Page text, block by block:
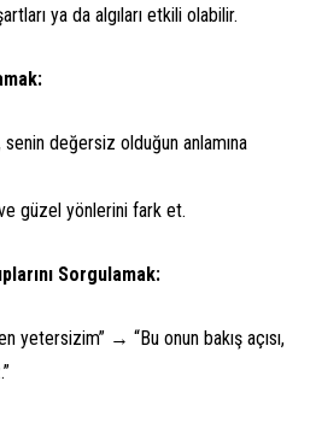
ya da algıları etkili olabilir.
değersiz olduğun anlamına
ve güzel yönlerini fark et.
Sorgulamak:
yetersizim” → “Bu onun bakış açısı,